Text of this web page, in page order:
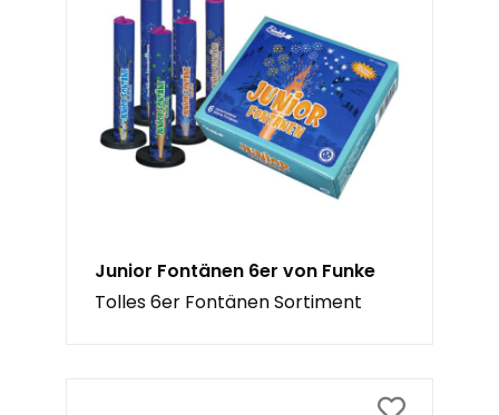
Junior Fontänen 6er von Funke
Tolles 6er Fontänen Sortiment